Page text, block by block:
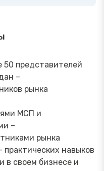
50 представителей
–
рынка
МСП и
–
рынка
навыков
в своем бизнесе и